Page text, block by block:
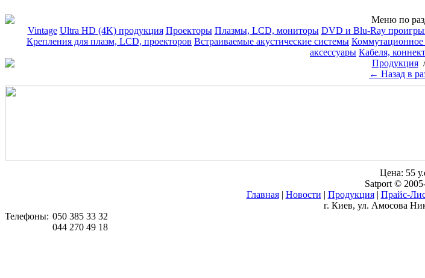
Меню по
Vintage Ultra HD (4K) продукция Проекторы Плазмы, LCD, мониторы DVD и Blu-Ray
Крепления для плазм, LCD, проекторов Встраиваемые акустические системы Коммутационное
аксессуары Кабеля,
Продукция
← Назад в
Цена: 55
Satport ©
Главная| Новости | Продукция| Прайс-
г. Киев, ул. Амосова
Телефоны: 050 385 33 32
044 270 49 18